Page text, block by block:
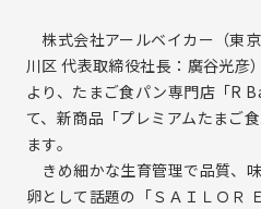
拠点案内
株式会社アールベイカー
株式会社ナインブロック
株式会社一品香
Eat&INTERNATIONAL Co.,Ltd.
プレスリリース
サステナビリティ
サステナビリティトップ
株式会社アールベイカー（東
川区 代表取締役社長：廣谷光彦
より、たまご食パン専門店「R
て、新商品「プレミアムたまご
ます。
きめ細かな生育管理で品質、
卵として話題の「ＳＡＩＬＯＲ